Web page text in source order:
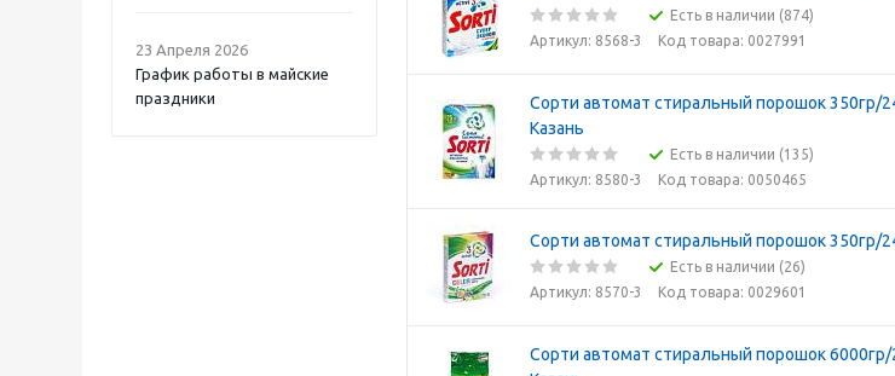
23 Апреля 2026
График работы в майские
праздники
Есть в наличии (874)
Артикул: 8568-3
Код товара: 0027991
Сорти автомат стиральный порошок 350гр/
Казань
Есть в наличии (135)
Артикул: 8580-3
Код товара: 0050465
Сорти автомат стиральный порошок 350гр/
Есть в наличии (26)
Артикул: 8570-3
Код товара: 0029601
Сорти автомат стиральный порошок